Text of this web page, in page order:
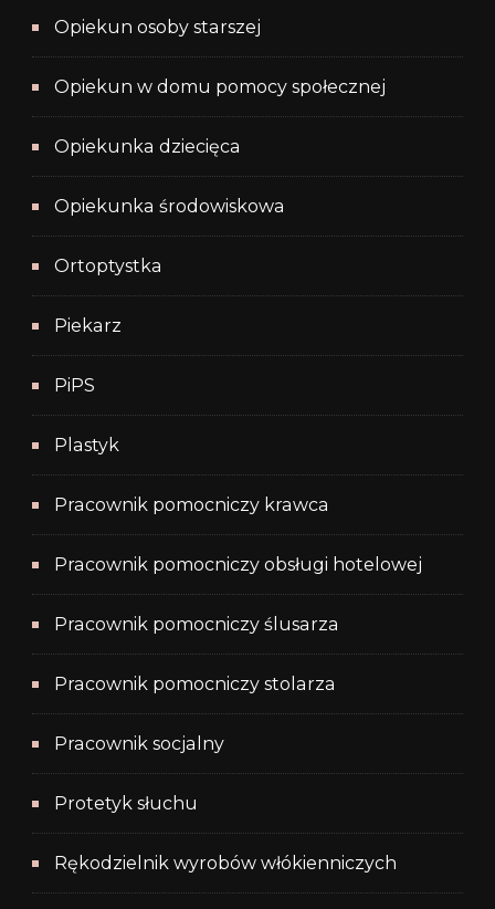
Opiekun osoby starszej
Opiekun w domu pomocy społecznej
Opiekunka dziecięca
Opiekunka środowiskowa
Ortoptystka
Piekarz
PiPS
Plastyk
Pracownik pomocniczy krawca
Pracownik pomocniczy obsługi hotelowej
Pracownik pomocniczy ślusarza
Pracownik pomocniczy stolarza
Pracownik socjalny
Protetyk słuchu
Rękodzielnik wyrobów włókienniczych